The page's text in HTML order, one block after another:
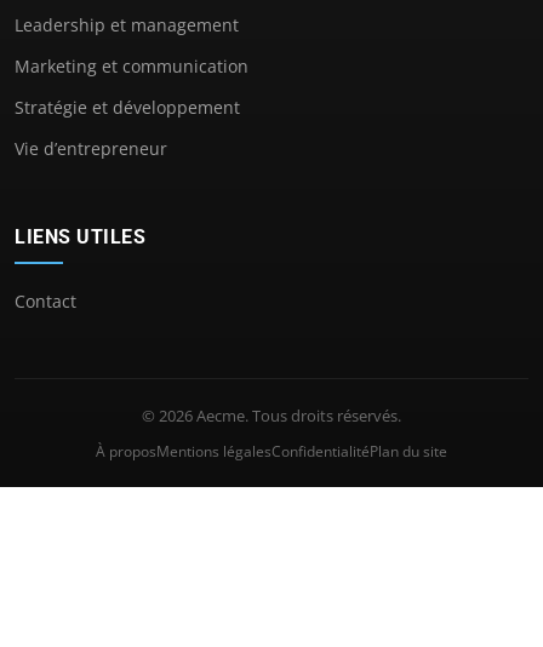
Leadership et management
Marketing et communication
Stratégie et développement
Vie d’entrepreneur
LIENS UTILES
Contact
© 2026 Aecme. Tous droits réservés.
À proposMentions légalesConfidentialitéPlan du site